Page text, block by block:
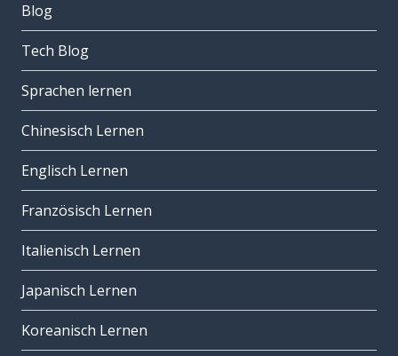
Blog
Tech Blog
Sprachen lernen
Chinesisch Lernen
Englisch Lernen
Französisch Lernen
Italienisch Lernen
Japanisch Lernen
Koreanisch Lernen